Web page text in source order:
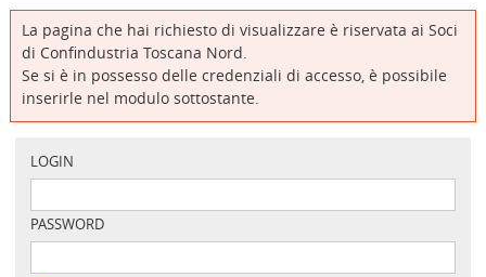
La pagina che hai richiesto di visualizzare è riservata ai Soci
di Confindustria Toscana Nord.
Se si è in possesso delle credenziali di accesso, è possibile
inserirle nel modulo sottostante.
LOGIN
PASSWORD